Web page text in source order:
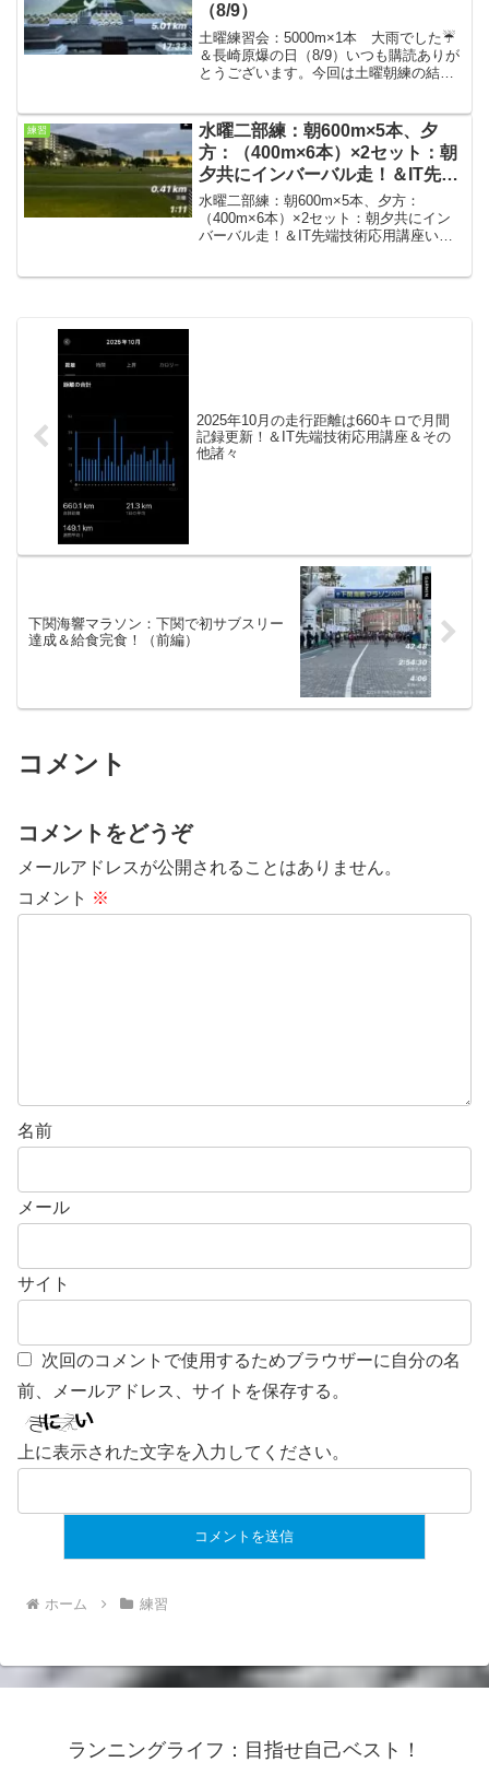
（8/9）
土曜練習会：5000m×1本 大雨でした☔
＆長崎原爆の日（8/9）いつも購読ありが
とうございます。今回は土曜朝練の結果
温26℃、☔ 気温も低くて気温としては
走りやすか...
練習
水曜二部練：朝600m×5本、夕
方：（400m×6本）×2セット：朝
夕共にインバーバル走！＆IT先端
技術応用講座
水曜二部練：朝600m×5本、夕方：
（400m×6本）×2セット：朝夕共にイン
バーバル走！＆IT先端技術応用講座いつ
2025年10月の走行距離は660キロで月間
記録更新！＆IT先端技術応用講座＆その
他諸々
下関海響マラソン：下関で初サブスリー
達成＆給食完食！（前編）
コメント
コメントをどうぞ
メールアドレスが公開されることはありません。
コメント ※
名前
メール
サイト
次回のコメントで使用するためブラウザーに自分の名
前、メールアドレス、サイトを保存する。
上に表示された文字を入力してください。
ホーム 練習
ランニングライフ：目指せ自己ベスト！